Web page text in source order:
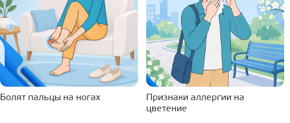
Болят пальцы на ногах
Признаки аллергии на
цветение